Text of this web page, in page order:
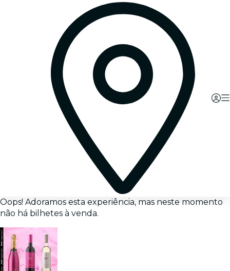
Oops! Adoramos esta experiência, mas neste momento
não há bilhetes à venda.